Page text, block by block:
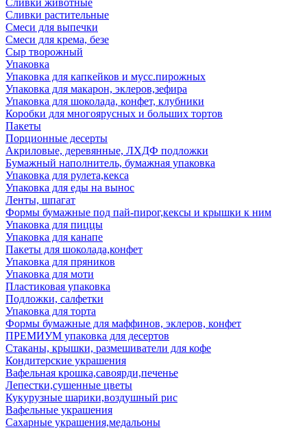
Сливки животные
Сливки растительные
Смеси для выпечки
Смеси для крема, безе
Сыр творожный
Упаковка
Упаковка для капкейков и мусс.пирожных
Упаковка для макарон, эклеров,зефира
Упаковка для шоколада, конфет, клубники
Коробки для многоярусных и больших тортов
Пакеты
Порционные десерты
Акриловые, деревянные, ЛХДФ подложки
Бумажный наполнитель, бумажная упаковка
Упаковка для рулета,кекса
Упаковка для еды на вынос
Ленты, шпагат
Формы бумажные под пай-пирог,кексы и крышки к ним
Упаковка для пиццы
Упаковка для канапе
Пакеты для шоколада,конфет
Упаковка для пряников
Упаковка для моти
Пластиковая упаковка
Подложки, салфетки
Упаковка для торта
Формы бумажные для маффинов, эклеров, конфет
ПРЕМИУМ упаковка для десертов
Стаканы, крышки, размешиватели для кофе
Кондитерские украшения
Вафельная крошка,савоярди,печенье
Лепестки,сушенные цветы
Кукурузные шарики,воздушный рис
Вафельные украшения
Сахарные украшения,медальоны